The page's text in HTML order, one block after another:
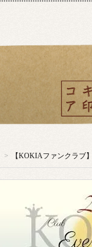
> 【KOKIAファンクラブ